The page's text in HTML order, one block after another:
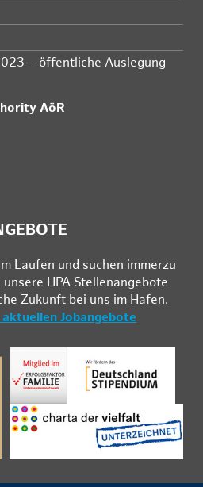
– öffentliche Auslegung
AöR
Lau­fen und su­chen im­mer­zu
HPA Stel­len­an­ge­bo­te
Zu­kunft bei uns im Ha­fen.
Jobangebote